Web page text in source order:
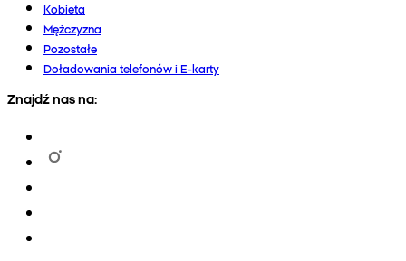
Kobieta
Mężczyzna
Pozostałe
Doładowania telefonów i E-karty
Znajdź nas na: